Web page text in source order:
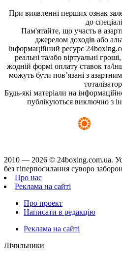
При виявленні перших ознак
до
Пам'ятайте, що участь в
джерелом доходів або
Інформаційний ресурс
реальні та/або віртуальні
жодній формі оплату ставок та/
можуть бути пов’язані з
Будь-які матеріали на
публікуються виключно з
2010 — 2026 © 24boxing.com.ua.
без гіперпосилання суворо
Про нас
Реклама на сайті
Про проект
Написати в редакцію
Реклама на сайті
Лічильники